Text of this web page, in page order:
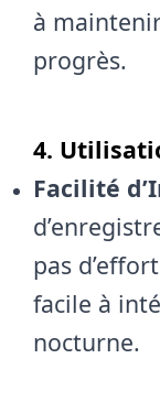
à
progrès.
4.
Facilité
pas
facile à
nocturne.